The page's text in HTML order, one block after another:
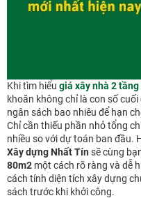
Khi tìm hiểu giá xây nhà 2
khoăn không chỉ là con số
ngân sách bao nhiêu để hạn
Chỉ cần thiếu phần nhỏ tổng
nhiều so với dự toán ban đầu.
Xây dựng Nhất Tín sẽ cùng
80m2 một cách rõ ràng và dễ
cách tính diện tích xây dựng
sách trước khi khởi công.